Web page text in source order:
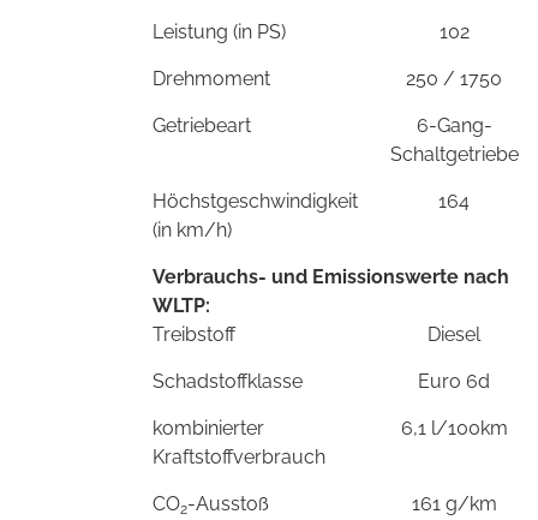
Leistung (in PS) 102
Drehmoment 250 / 1750
Getriebeart
6-Gang-
Schaltgetriebe
Höchstgeschwindigkeit
(in km/h)
164
Verbrauchs- und Emissionswerte nach
WLTP:
Treibstoff
Diesel
Schadstoffklasse Euro 6d
kombinierter
Kraftstoffverbrauch
6,1 l/100km
CO2-Ausstoß 161 g/km